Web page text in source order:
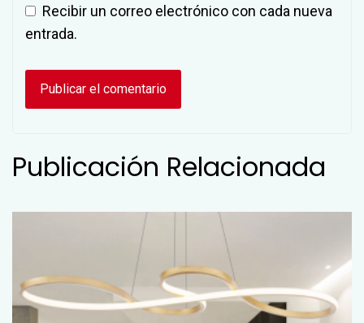
Recibir un correo electrónico con cada nueva
entrada.
Publicación Relacionada